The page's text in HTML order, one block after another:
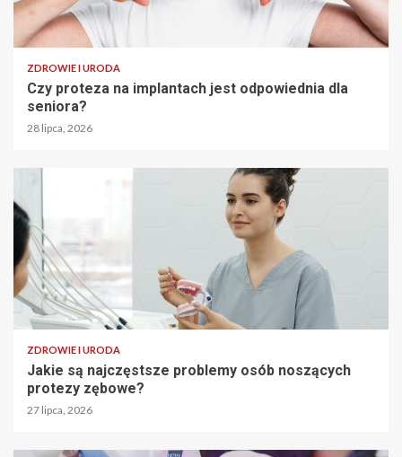
ZDROWIE I URODA
Czy proteza na implantach jest odpowiednia dla
seniora?
28 lipca, 2026
ZDROWIE I URODA
Jakie są najczęstsze problemy osób noszących
protezy zębowe?
27 lipca, 2026